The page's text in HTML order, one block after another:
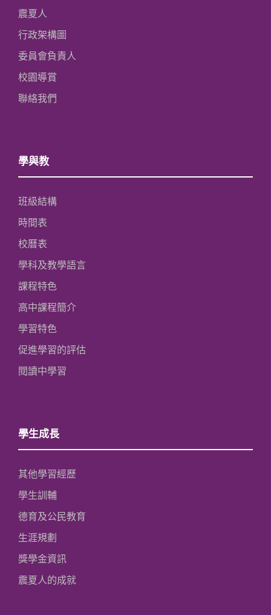
震夏人
行政架構圖
委員會負責人
校園導賞
聯絡我們
學與教
班級結構
時間表
校曆表
學科及教學語言
課程特色
高中課程簡介
學習特色
促進學習的評估
閱讀中學習
學生成長
其他學習經歷
學生訓輔
德育及公民教育
生涯規劃
獎學金資訊
震夏人的成就